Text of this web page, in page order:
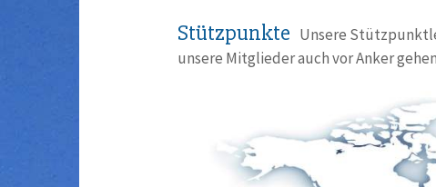
Stützpunkte Unsere
unsere Mitglieder auch vor Anker